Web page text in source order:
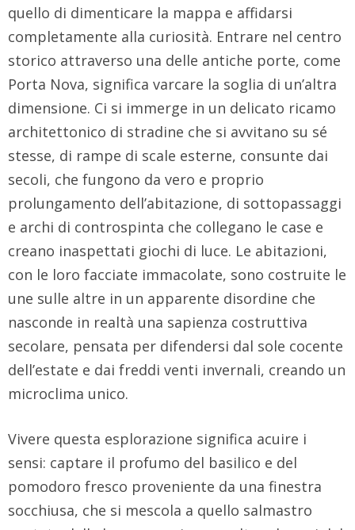
quello di dimenticare la mappa e affidarsi
completamente alla curiosità. Entrare nel centro
storico attraverso una delle antiche porte, come
Porta Nova, significa varcare la soglia di un’altra
dimensione. Ci si immerge in un delicato ricamo
architettonico di stradine che si avvitano su sé
stesse, di rampe di scale esterne, consunte dai
secoli, che fungono da vero e proprio
prolungamento dell’abitazione, di sottopassaggi
e archi di controspinta che collegano le case e
creano inaspettati giochi di luce. Le abitazioni,
con le loro facciate immacolate, sono costruite le
une sulle altre in un apparente disordine che
nasconde in realtà una sapienza costruttiva
secolare, pensata per difendersi dal sole cocente
dell’estate e dai freddi venti invernali, creando un
microclima unico.
Vivere questa esplorazione significa acuire i
sensi: captare il profumo del basilico e del
pomodoro fresco proveniente da una finestra
socchiusa, che si mescola a quello salmastro